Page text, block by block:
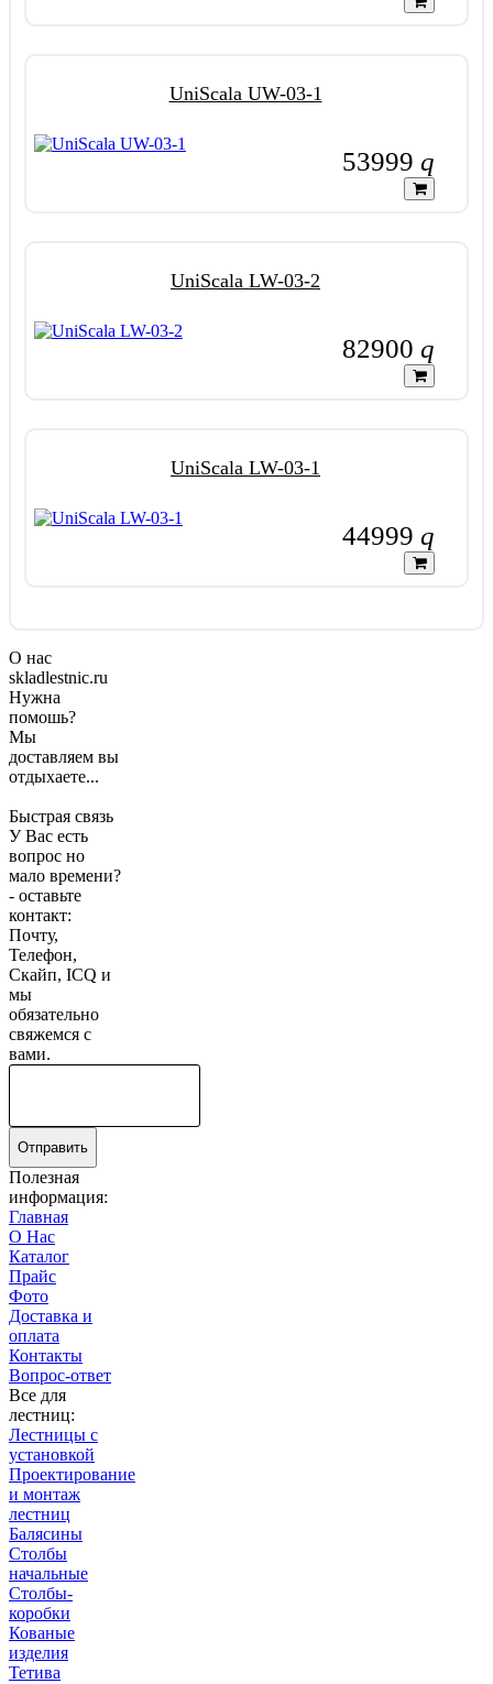
UniScala UW-03-1
53999 q
UniScala LW-03-2
82900 q
UniScala LW-03-1
44999 q
О нас
skladlestnic.ru
Нужна
помошь?
Мы
доставляем вы
отдыхаете...
Быстрая связь
У Вас есть
вопрос но
мало времени?
- оставьте
контакт:
Почту,
Телефон,
Скайп, ICQ и
мы
обязательно
свяжемся с
вами.
Отправить
Полезная
информация:
Главная
О Нас
Каталог
Прайс
Фото
Доставка и
оплата
Контакты
Вопрос-ответ
Все для
лестниц:
Лестницы с
установкой
Проектирование
и монтаж
лестниц
Балясины
Столбы
начальные
Столбы-
коробки
Кованые
изделия
Тетива